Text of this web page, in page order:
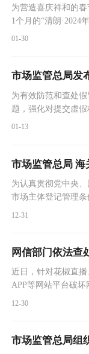
为营造喜庆祥和的
1个月的“清朗·2024
01-30
为有效防范和查处
题，强化对提交虚
秩序，持续优化营
01-13
为认真贯彻党中央
市场主体登记管理条
12-31
近日，针对花椒直
APP等网站平台破坏
更新等处置措施。
12-30